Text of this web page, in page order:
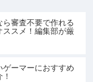
審査不要で作れる
スメ！編集部が厳
ーマーにおすすめ